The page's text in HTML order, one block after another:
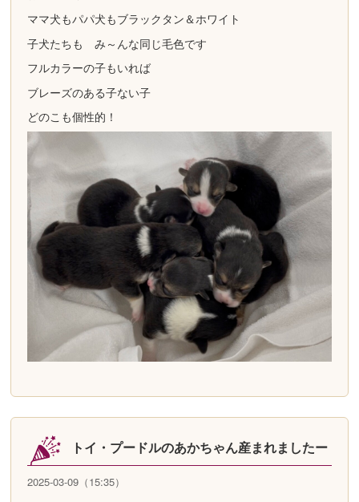
ママ犬もパパ犬もブラックタン＆ホワイト
子犬たちも み～んな同じ毛色です
フルカラーの子もいれば
ブレーズのある子ない子
どのこも個性的！
トイ・プードルのあかちゃん産まれましたー
2025-03-09（15:35）